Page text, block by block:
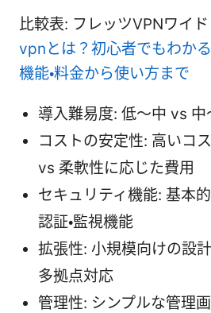
比較表: フレッツVPNワイ
vpnとは？初心者でもわかる
機能・料金から使い方まで
導入難易度: 低〜中 vs 中
コストの安定性: 高いコ
vs 柔軟性に応じた費用
セキュリティ機能: 基本
認証・監視機能
拡張性: 小規模向けの設
多拠点対応
管理性: シンプルな管理